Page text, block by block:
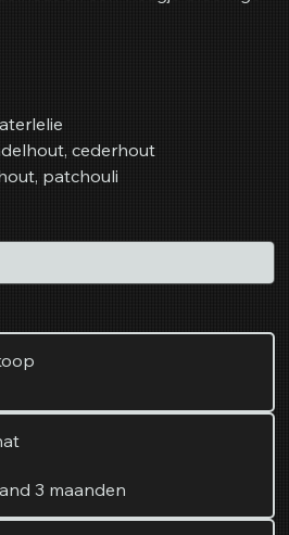
cederhout
patchouli
3 maanden